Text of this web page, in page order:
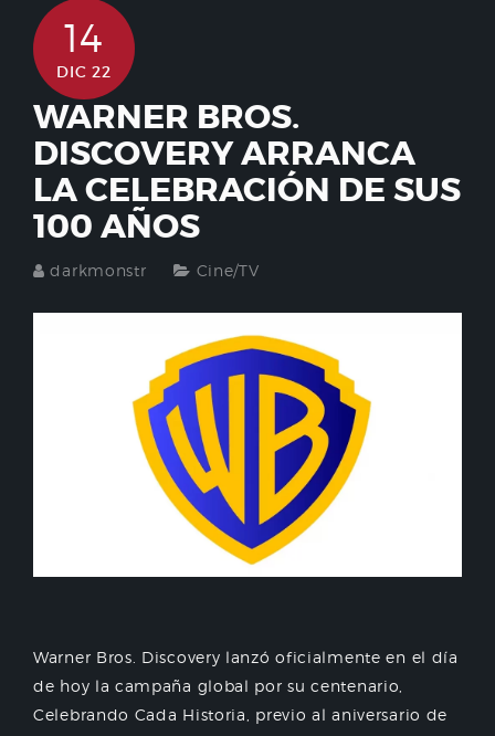
14
DIC 22
WARNER BROS.
DISCOVERY ARRANCA
LA CELEBRACIÓN DE SUS
100 AÑOS
darkmonstr Cine/TV
Warner Bros. Discovery lanzó oficialmente en el día
de hoy la campaña global por su centenario,
Celebrando Cada Historia, previo al aniversario de